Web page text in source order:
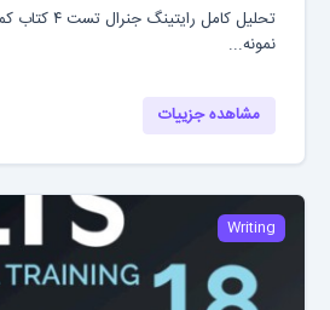
نمونه...
مشاهده جزییات
Writing